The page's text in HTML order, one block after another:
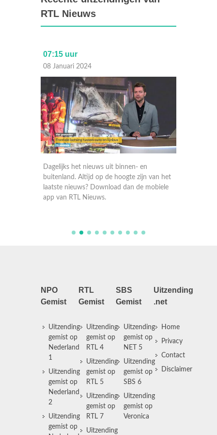
RTL Nieuws
07:15 uur
08 Januari 2024
Dagelijks het nieuws uit binnen- en
buitenland. Altijd op de hoogte zijn van het
laatste nieuws? Download dan de mobiele
app van RTL Nieuws.
NPO
Gemist
Uitzending
gemist op
Nederland
1
Uitzending
gemist op
Nederland
2
Uitzending
gemist op
RTL
Gemist
Uitzending
gemist op
RTL 4
Uitzending
gemist op
RTL 5
Uitzending
gemist op
RTL 7
Uitzending
SBS
Gemist
Uitzending
gemist op
NET 5
Uitzending
gemist op
SBS 6
Uitzending
gemist op
Veronica
Uitzending
.net
Home
Privacy
Contact
Disclaimer